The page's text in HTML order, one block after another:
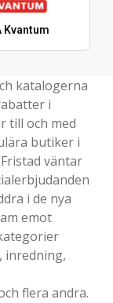
Kvantum
katalogerna
i
till och med
butiker i
väntar
i de nya
emot
inredning,
flera andra.